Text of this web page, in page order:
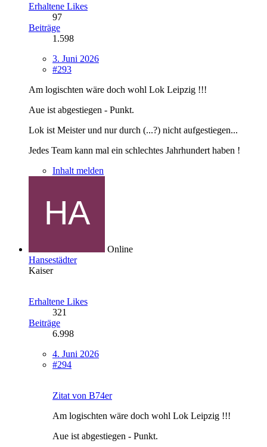
Erhaltene Likes
97
Beiträge
1.598
3. Juni 2026
#293
Am logischten wäre doch wohl Lok Leipzig !!!
Aue ist abgestiegen - Punkt.
Lok ist Meister und nur durch (...?) nicht aufgestiegen...
Jedes Team kann mal ein schlechtes Jahrhundert haben !
Inhalt melden
Online
Hansestädter
Kaiser
Erhaltene Likes
321
Beiträge
6.998
4. Juni 2026
#294
Zitat von B74er
Am logischten wäre doch wohl Lok Leipzig !!!
Aue ist abgestiegen - Punkt.